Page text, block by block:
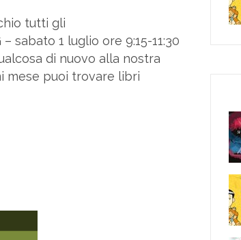
tutti gli
sabato 1 luglio ore 9:15-11:30
di nuovo alla nostra
mese puoi trovare libri